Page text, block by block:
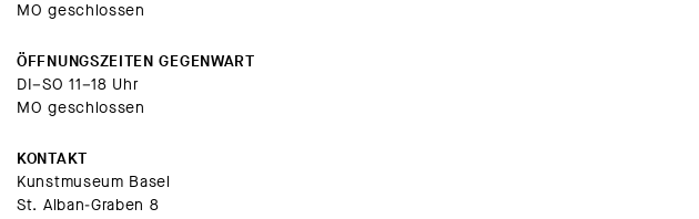
MO geschlossen
ÖFFNUNGSZEITEN GEGENWART
DI–SO 11–18 Uhr
MO geschlossen
KONTAKT
Kunstmuseum Basel
St. Alban-Graben 8